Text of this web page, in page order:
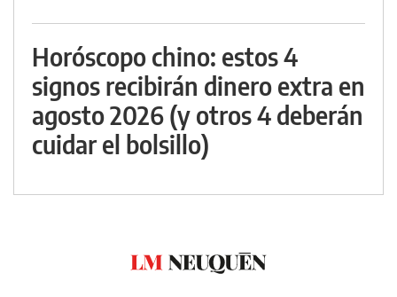
Horóscopo chino: estos 4
signos recibirán dinero extra en
agosto 2026 (y otros 4 deberán
cuidar el bolsillo)